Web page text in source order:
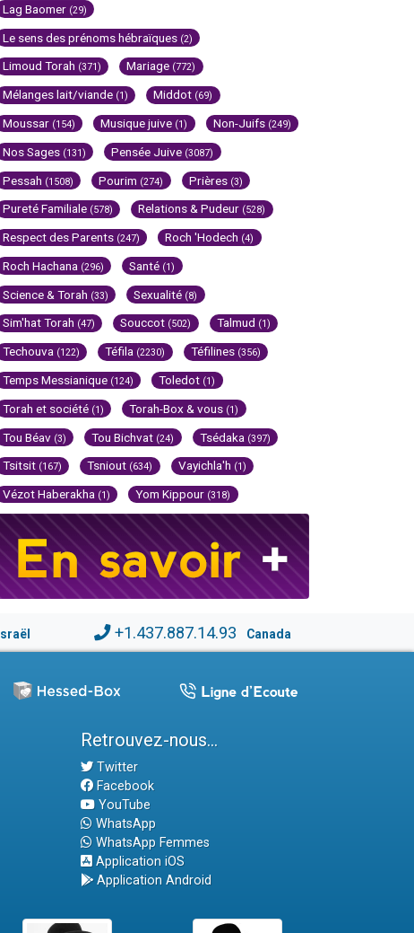
Lag Baomer (29)
Le sens des prénoms hébraïques (2)
Limoud Torah (371) Mariage (772)
Mélanges lait/viande (1) Middot (69)
Moussar (154) Musique juive (1) Non-Juifs (249)
Nos Sages (131) Pensée Juive (3087)
Pessah (1508) Pourim (274) Prières (3)
Pureté Familiale (578) Relations & Pudeur (528)
Respect des Parents (247) Roch 'Hodech (4)
Roch Hachana (296) Santé (1)
Science & Torah (33) Sexualité (8)
Sim'hat Torah (47) Souccot (502) Talmud (1)
Techouva (122) Téfila (2230) Téfilines (356)
Temps Messianique (124) Toledot (1)
Torah et société (1) Torah-Box & vous (1)
Tou Béav (3) Tou Bichvat (24) Tsédaka (397)
Tsitsit (167) Tsniout (634) Vayichla'h (1)
Vézot Haberakha (1) Yom Kippour (318)
Israël +1.437.887.14.93 Canada
Retrouvez-nous...
Twitter
Facebook
YouTube
WhatsApp
WhatsApp Femmes
Application iOS
Application Android